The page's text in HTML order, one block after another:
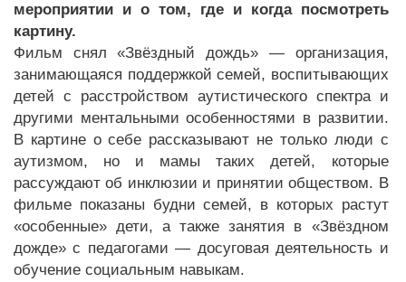
мероприятии и о том, где и когда посмотреть
картину.
Фильм снял «Звёздный дождь» — организация,
занимающаяся поддержкой семей, воспитывающих
детей с расстройством аутистического спектра и
другими ментальными особенностями в развитии.
В картине о себе рассказывают не только люди с
аутизмом, но и мамы таких детей, которые
рассуждают об инклюзии и принятии обществом. В
фильме показаны будни семей, в которых растут
«особенные» дети, а также занятия в «Звёздном
дожде» с педагогами — досуговая деятельность и
обучение социальным навыкам.